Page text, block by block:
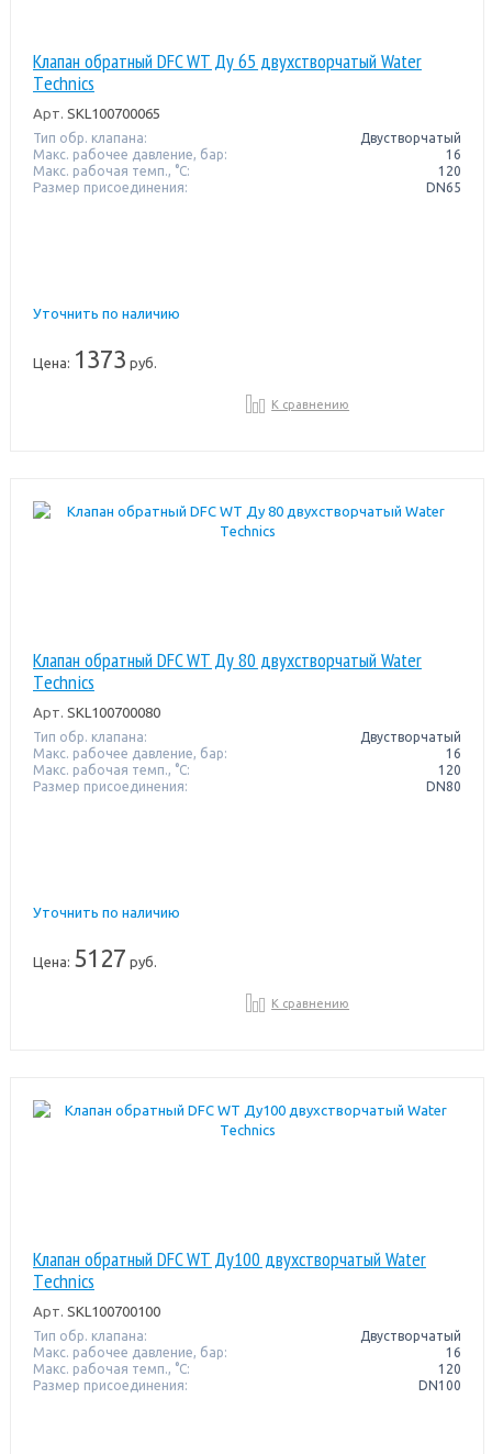
Клапан обратный DFC WT Ду 65 двухстворчатый Water
Тechnics
Арт. SKL100700065
Тип обр. клапана:
Двустворчатый
Макс. рабочее давление, бар:
16
Макс. рабочая темп., °С:
120
Размер присоединения:
DN65
Уточнить по наличию
Цена: 1373 руб.
К сравнению
Клапан обратный DFC WT Ду 80 двухстворчатый Water
Тechnics
Арт. SKL100700080
Тип обр. клапана:
Двустворчатый
Макс. рабочее давление, бар:
16
Макс. рабочая темп., °С:
120
Размер присоединения:
DN80
Уточнить по наличию
Цена: 5127 руб.
К сравнению
Клапан обратный DFC WT Ду100 двухстворчатый Water
Тechnics
Арт. SKL100700100
Тип обр. клапана:
Двустворчатый
Макс. рабочее давление, бар:
16
Макс. рабочая темп., °С:
120
Размер присоединения:
DN100